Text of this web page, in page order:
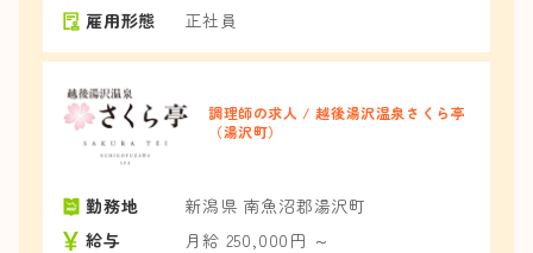
雇用形態
正社員
調理師の求人 / 越後湯沢温泉さくら亭
（湯沢町）
勤務地
新潟県 南魚沼郡湯沢町
給与
月給 250,000円 ～